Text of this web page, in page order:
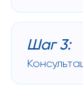
Шаг 3: